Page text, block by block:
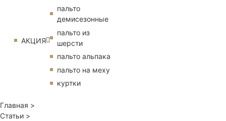
АКЦИЯ
пальто
демисезонные
пальто из
шерсти
пальто альпака
пальто на меху
куртки
Главная >
Статьи >